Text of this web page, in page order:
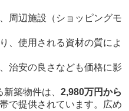
周辺施設（ショッピングモ
、使用される資材の質によ
治安の良さなども価格に影
築物件は、 2,980万円から
で提供されています。広め